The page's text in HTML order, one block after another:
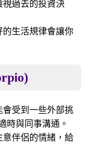
視過去的投資決
生活規律會讓你
受到一些外部挑
時與同事溝通。
伴侶的情緒，給